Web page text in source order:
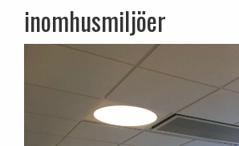
inomhusmiljöer